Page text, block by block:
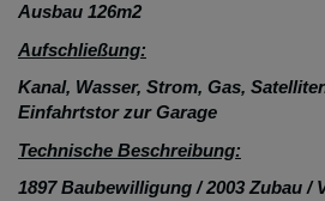
Ausbau 126m2
Aufschließung:
Kanal, Wasser, Strom, Gas,
Einfahrtstor zur Garage
Technische Beschreibung:
1897 Baubewilligung / 2003 Zubau /